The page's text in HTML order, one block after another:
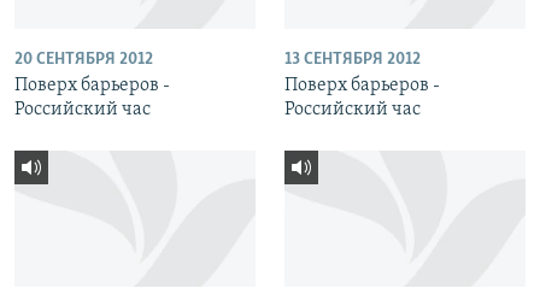
20 СЕНТЯБРЯ 2012
Поверх барьеров -
Российский час
13 СЕНТЯБРЯ 2012
Поверх барьеров -
Российский час